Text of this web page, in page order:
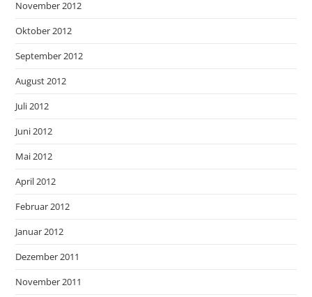
November 2012
Oktober 2012
September 2012
August 2012
Juli 2012
Juni 2012
Mai 2012
April 2012
Februar 2012
Januar 2012
Dezember 2011
November 2011